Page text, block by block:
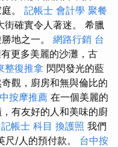
。 記帳士 會計學 聚餐
街確實令人著迷。 希臘
地之一。 網路行銷 台
更多美麗的沙灘，古
整復推拿 閃閃發光的藍
觀，廚房和無與倫比的
按摩推薦 在一個美麗的
有友好的人和美味的廚
記帳士 科目 換護照 我們
/人的預付款。 台中按